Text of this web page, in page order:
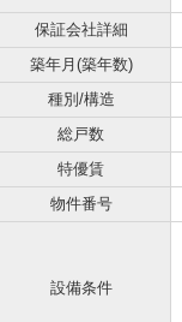
保証会社詳細
築年月(築年数)
種別/構造
総戸数
特優賃
物件番号
設備条件